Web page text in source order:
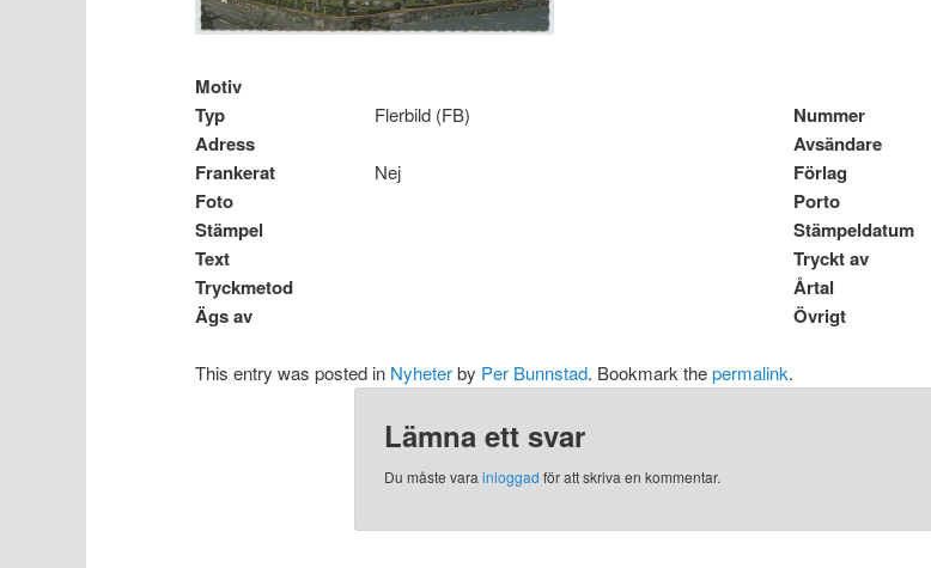
Motiv
Typ
Flerbild (FB)
Nummer
Adress
Avsändare
Frankerat
Nej
Förlag
Foto
Porto
Stämpel
Stämpeldatum
Text
Tryckt av
Tryckmetod
Årtal
Ägs av
Övrigt
This entry was posted in Nyheterby Per Bunnstad. Bookmark thepermalink.
Lämna ett svar
Du måste varainloggad för att skriva en kommentar.